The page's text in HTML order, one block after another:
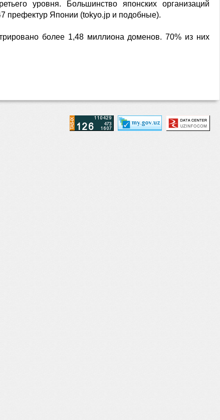
уровня. Большинство японских организаций
префектур Японии (tokyo.jp и подобные).
более 1,48 миллиона доменов. 70% из них